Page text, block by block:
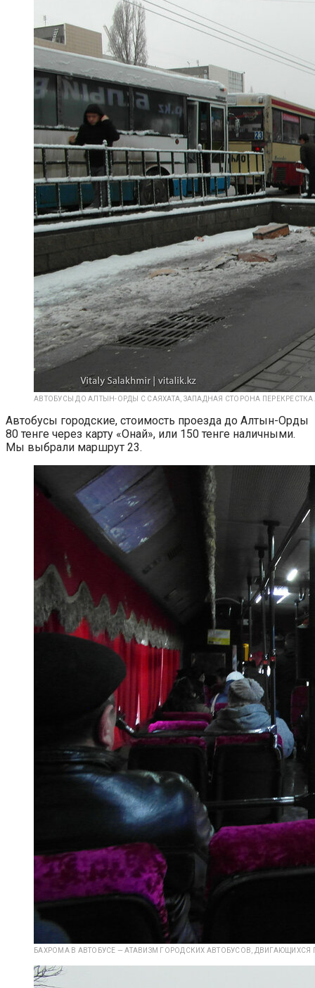
АВТОБУСЫ ДО АЛТЫН-ОРДЫ С САЯХАТА, ЗАПАДНАЯ СТОРОНА
Автобусы городские, стоимость проезда до Алтын-Орды
80 тенге через карту «Онай», или 150 тенге наличными.
Мы выбрали маршрут 23.
БАХРОМА В АВТОБУСЕ — АТАВИЗМ ГОРОДСКИХ АВТОБУСОВ, ДВИГАЮЩИХСЯ